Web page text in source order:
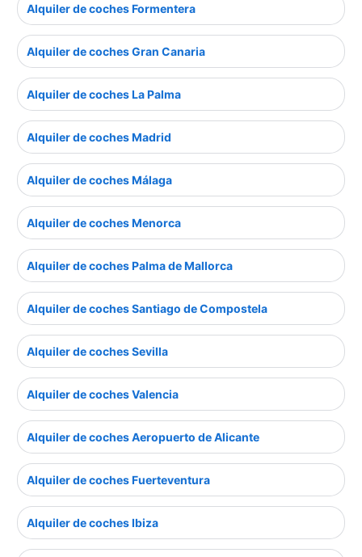
Alquiler de coches Formentera
Alquiler de coches Gran Canaria
Alquiler de coches La Palma
Alquiler de coches Madrid
Alquiler de coches Málaga
Alquiler de coches Menorca
Alquiler de coches Palma de Mallorca
Alquiler de coches Santiago de Compostela
Alquiler de coches Sevilla
Alquiler de coches Valencia
Alquiler de coches Aeropuerto de Alicante
Alquiler de coches Fuerteventura
Alquiler de coches Ibiza